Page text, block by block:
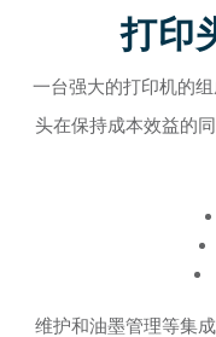
打印
一台强大的打印机的
头在保持成本效益的
维护和油墨管理等集